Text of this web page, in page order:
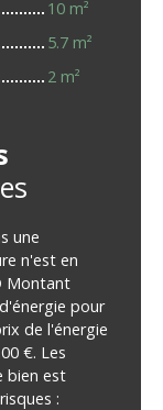
10 m²
5.7 m²
2 m²
une
n'est en
Montant
pour
de l'énergie
€. Les
bien est
: